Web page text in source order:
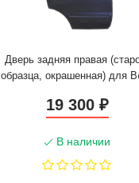
Дверь задняя правая
образца, окрашенная) для
6200014-70)
19 300 ₽
В наличии